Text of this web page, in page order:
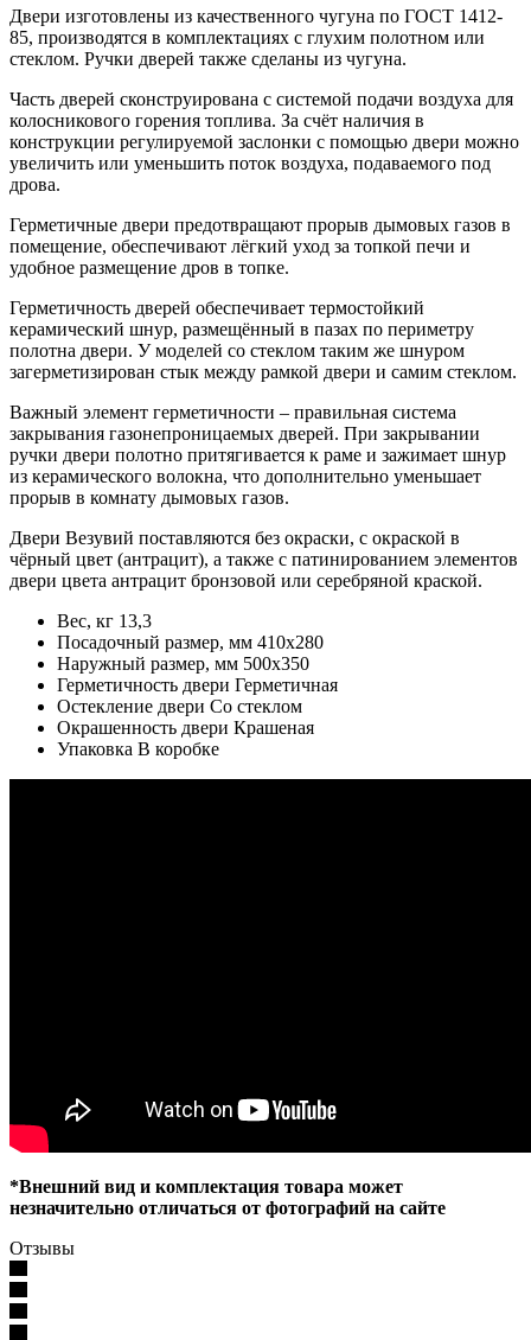
Двери изготовлены из качественного чугуна по ГОСТ 1412-
85, производятся в комплектациях с глухим полотном или
стеклом. Ручки дверей также сделаны из чугуна.
Часть дверей сконструирована с системой подачи воздуха для
колосникового горения топлива. За счёт наличия в
конструкции регулируемой заслонки с помощью двери можно
увеличить или уменьшить поток воздуха, подаваемого под
дрова.
Герметичные двери предотвращают прорыв дымовых газов в
помещение, обеспечивают лёгкий уход за топкой печи и
удобное размещение дров в топке.
Герметичность дверей обеспечивает термостойкий
керамический шнур, размещённый в пазах по периметру
полотна двери. У моделей со стеклом таким же шнуром
загерметизирован стык между рамкой двери и самим стеклом.
Важный элемент герметичности – правильная система
закрывания газонепроницаемых дверей. При закрывании
ручки двери полотно притягивается к раме и зажимает шнур
из керамического волокна, что дополнительно уменьшает
прорыв в комнату дымовых газов.
Двери Везувий поставляются без окраски, с окраской в
чёрный цвет (антрацит), а также с патинированием элементов
двери цвета антрацит бронзовой или серебряной краской.
Вес, кг 13,3
Посадочный размер, мм 410х280
Наружный размер, мм 500х350
Герметичность двери Герметичная
Остекление двери Со стеклом
Окрашенность двери Крашеная
Упаковка В коробке
*Внешний вид и комплектация товара может
незначительно отличаться от фотографий на сайте
Отзывы